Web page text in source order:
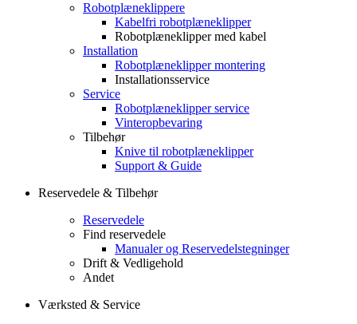
Robotplæneklippere
Kabelfri robotplæneklipper
Robotplæneklipper med kabel
Installation
Robotplæneklipper montering
Installationsservice
Service
Robotplæneklipper service
Vinteropbevaring
Tilbehør
Knive til robotplæneklipper
Support & Guide
Reservedele & Tilbehør
Reservedele
Find reservedele
Manualer og Reservedelstegninger
Drift & Vedligehold
Andet
Værksted & Service